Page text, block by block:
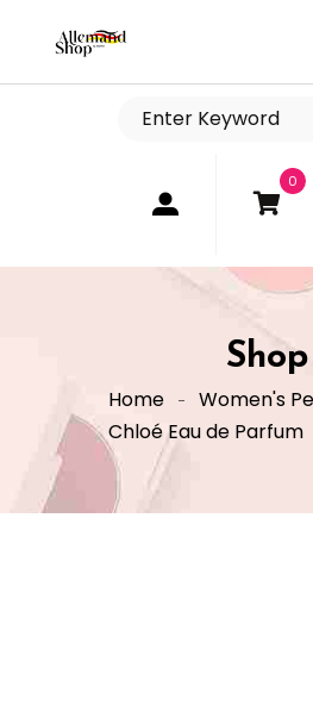
0
Shop
Home
Women's
Chloé Eau de Parfum